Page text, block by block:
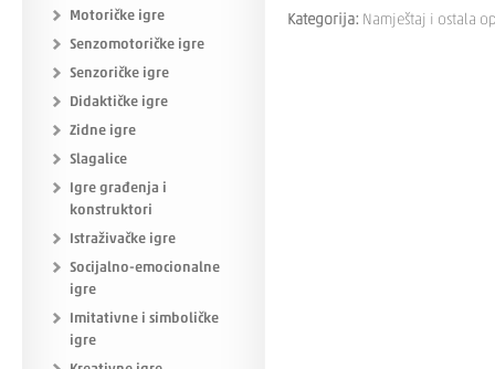
Motoričke igre
Senzomotoričke igre
Senzoričke igre
Didaktičke igre
Zidne igre
Slagalice
Igre građenja i
konstruktori
Istraživačke igre
Socijalno-emocionalne
igre
Imitativne i simboličke
igre
Kategorija: Namještaj i ostala